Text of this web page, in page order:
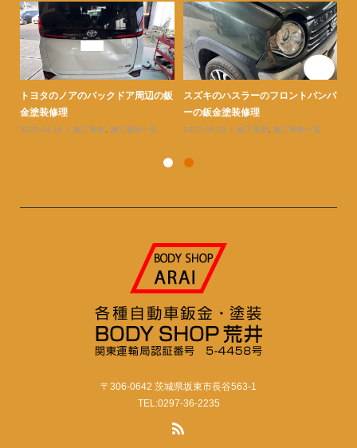
トヨタのノアのバックドア周辺の鈑
金塗装修理
2025.04.16 施工事例 施工事例一覧
スズキのハスラーのフロントバンパ
ーの鈑金塗装修理
2025.04.09 施工事例 施工事例一覧
〒306-0642 茨城県坂東市長谷563-1
TEL:0297-36-2235